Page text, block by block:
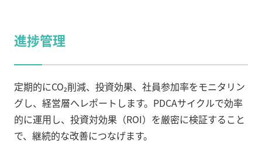
進捗管理
定期的にCO₂削減、投資効果、社員参加率をモニタリン
グし、経営層へレポートします。PDCAサイクルで効率
的に運用し、投資対効果（ROI）を厳密に検証すること
で、継続的な改善につなげます。